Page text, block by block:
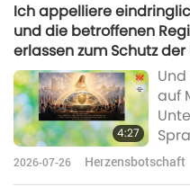
die
Ich appelliere
und die betroffenen
erlassen zum Schutz
Höchsten Meisterin
unendlich
darf, ist es wahrlich
gesetzlichen Schutz für
erlassen!
4:27
auf
2026-07-26 Herzensbotschaft